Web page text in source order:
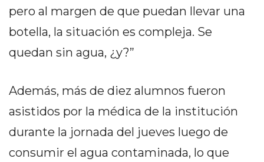
MAPA
DEL
DIARIO
DEL
DIA
REPORTERO
DIARIO
pero al margen de que puedan llevar una
botella, la situación es compleja. Se
quedan sin agua, ¿y?
Además, más de diez alumnos fueron
asistidos por la médica de la institución
durante la jornada del jueves luego de
consumir el agua contaminada, lo que